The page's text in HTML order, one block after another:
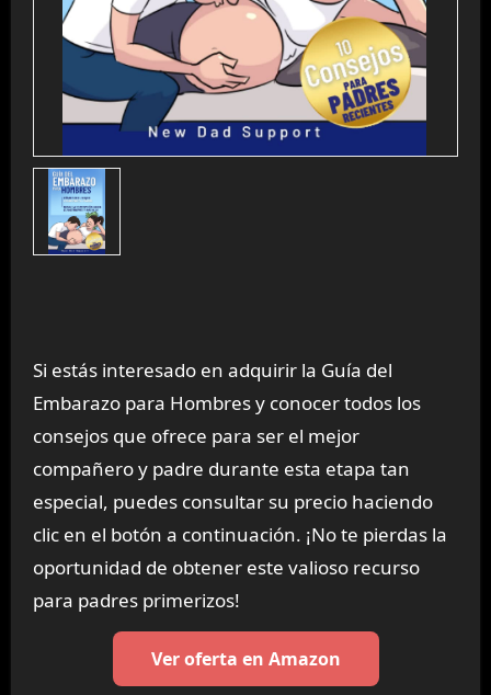
Si estás interesado en adquirir la Guía del
Embarazo para Hombres y conocer todos los
consejos que ofrece para ser el mejor
compañero y padre durante esta etapa tan
especial, puedes consultar su precio haciendo
clic en el botón a continuación. ¡No te pierdas la
oportunidad de obtener este valioso recurso
para padres primerizos!
Ver oferta en Amazon